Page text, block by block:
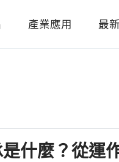
產業應用 最
什麼？從運